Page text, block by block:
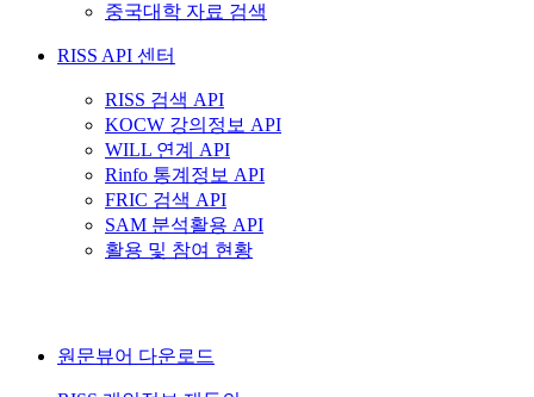
중국대학 자료 검색
RISS API 센터
RISS 검색 API
KOCW 강의정보 API
WILL 연계 API
Rinfo 통계정보 API
FRIC 검색 API
SAM 분석활용 API
활용 및 참여 현황
원문뷰어 다운로드